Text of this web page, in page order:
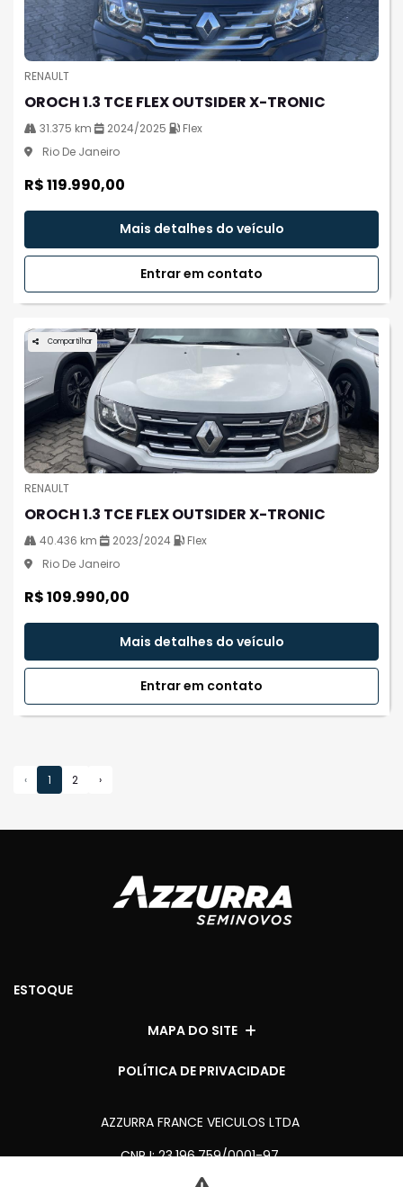
RENAULT
OROCH 1.3 TCE FLEX OUTSIDER X-TRONIC
31.375 km 2024/2025
Flex
Rio De Janeiro
R$ 119.990,00
Mais detalhes do veículo
Entrar em contato
Compartilhar
RENAULT
OROCH 1.3 TCE FLEX OUTSIDER X-TRONIC
40.436 km 2023/2024
Flex
Rio De Janeiro
R$ 109.990,00
Mais detalhes do veículo
Entrar em contato
‹ 1 2 ›
ESTOQUE
MAPA DO SITE
POLÍTICA DE PRIVACIDADE
AZZURRA FRANCE VEICULOS LTDA
CNPJ: 23.196.759/0001-97